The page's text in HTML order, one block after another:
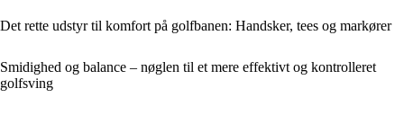
Det rette udstyr til komfort på golfbanen: Handsker, tees og markører
Smidighed og balance – nøglen til et mere effektivt og kontrolleret
golfsving